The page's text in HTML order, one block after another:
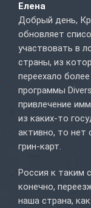
Елена
Добрый день,
обновляет
участвовать в
страны, из
переехало
программы
привлечение
из каких-то
активно, то нет
грин-карт.
Россия к таким
конечно,
наша страна,